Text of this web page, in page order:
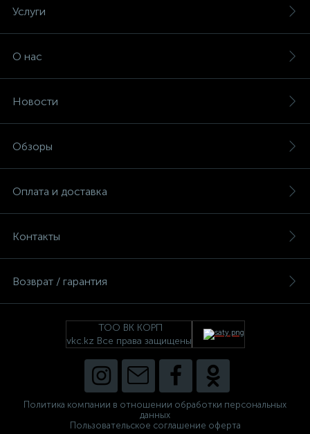
Услуги
О нас
Новости
Обзоры
Оплата и доставка
Контакты
Возврат / гарантия
ТОО ВК КОРП
vkc.kz Все права защищены
Политика компании в отношении обработки персональных
данных
Пользовательское соглашение оферта